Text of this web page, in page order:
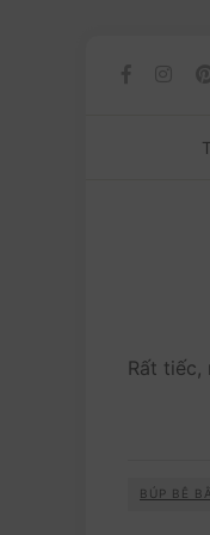
Rất tiếc,
BÚP BÊ